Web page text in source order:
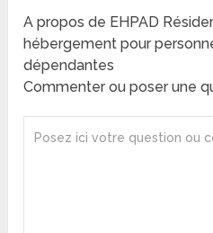
A propos de EHPAD
hébergement pour
dépendantes
Commenter ou poser une